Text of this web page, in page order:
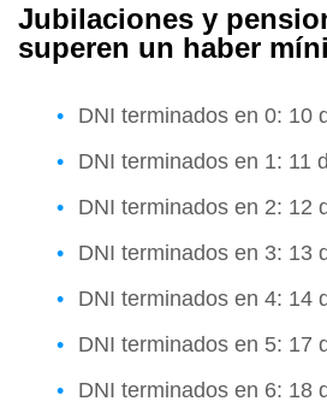
Jubilaciones y
superen un haber
DNI terminados en 0: 10
DNI terminados en 1: 11
DNI terminados en 2: 12
DNI terminados en 3: 13
DNI terminados en 4: 14
DNI terminados en 5: 17
DNI terminados en 6: 18